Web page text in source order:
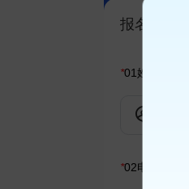
报名表介绍
*01姓名
*02电话